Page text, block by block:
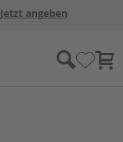
Jetzt angeben